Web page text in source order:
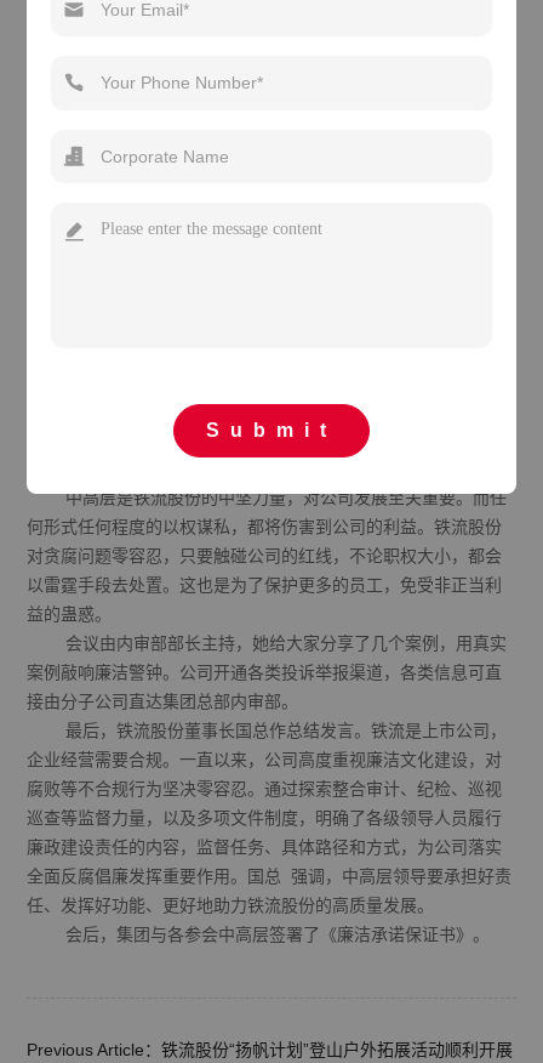
中高层是铁流股份的中坚力量，对公司发展至关重要。而任
何形式任何程度的以权谋私，都将伤害到公司的利益。铁流股份
对贪腐问题零容忍，只要触碰公司的红线，不论职权大小，都会
以雷霆手段去处置。这也是为了保护更多的员工，免受非正当利
益的蛊惑。
会议由内审部部长主持，她给大家分享了几个案例，用真实
案例敲响廉洁警钟。公司开通各类投诉举报渠道，各类信息可直
接由分子公司直达集团总部内审部。
最后，铁流股份董事长国总作总结发言。铁流是上市公司，
企业经营需要合规。一直以来，公司高度重视廉洁文化建设，对
腐败等不合规行为坚决零容忍。通过探索整合审计、纪检、巡视
巡查等监督力量，以及多项文件制度，明确了各级领导人员履行
廉政建设责任的内容，监督任务、具体路径和方式，为公司落实
全面反腐倡廉发挥重要作用。国总 强调，中高层领导要承担好责
任、发挥好功能、更好地助力铁流股份的高质量发展。
会后，集团与各参会中高层签署了《廉洁承诺保证书》。
Previous Article：铁流股份“扬帆计划”登山户外拓展活动顺利开展
Submit